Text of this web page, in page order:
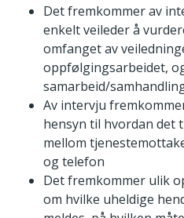
Det fremkommer av
enkelt veileder å
omfanget av
oppfølgingsarbeidet,
samarbeid/
Av intervju
hensyn til hvordan
mellom
og telefon
Det fremkommer ulik
om hvilke uheldige